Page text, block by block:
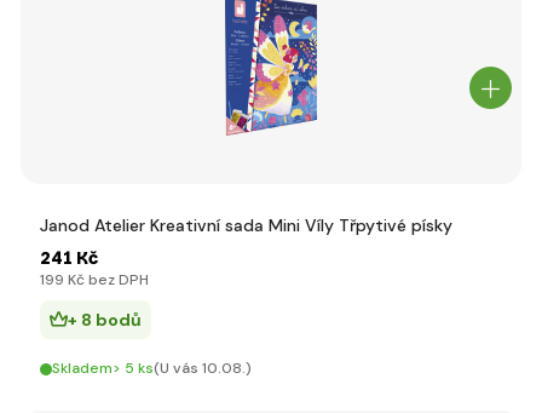
Janod Atelier Kreativní sada Mini Víly Třpytivé písky
241 Kč
199 Kč bez DPH
+ 8 bodů
Skladem> 5 ks(U vás 10.08.)